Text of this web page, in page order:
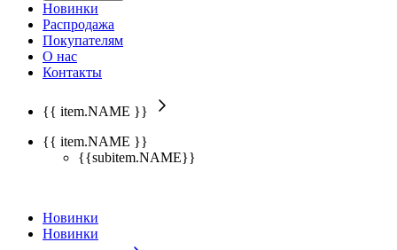
Новинки
Распродажа
Покупателям
О нас
Контакты
{{ item.NAME }}
{{ item.NAME }}
{{subitem.NAME}}
Новинки
Новинки